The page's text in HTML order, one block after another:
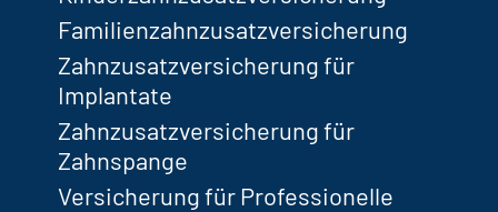
Familienzahnzusatzversicherung
Zahnzusatzversicherung für
Implantate
Zahnzusatzversicherung für
Zahnspange
Versicherung für Professionelle